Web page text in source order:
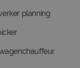
planning